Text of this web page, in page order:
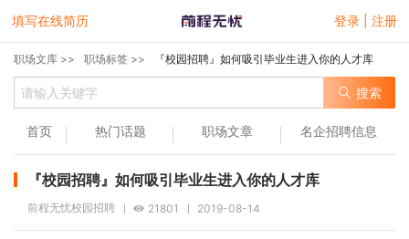
填写在线简历 登录 | 注册
职场文库 >> 职场标签 >> 『校园招聘』如何吸引毕业生进入你的人才库
搜索
首页 热门话题 职场文章 名企招聘信息
『校园招聘』如何吸引毕业生进入你的人才库
前程无忧校园招聘 21801 2019-08-14